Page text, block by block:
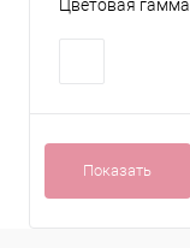
Цветовая гамма
Показать